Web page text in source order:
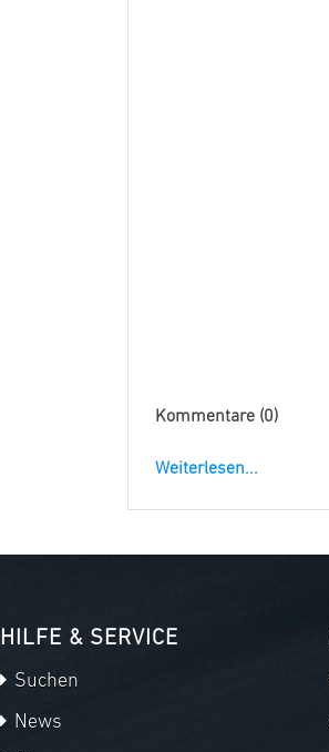
Kommentare (0)
Weiterlesen...
HILFE & SERVICE
Suchen
News